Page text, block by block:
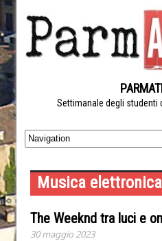
Settimanale degli studenti
Musica elettronica
The Weeknd tra luci e
30 maggio 2023